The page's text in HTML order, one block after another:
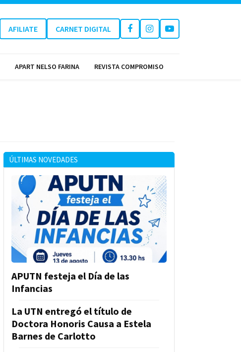
AFILIATE CARNET DIGITAL
APART NELSO FARINA REVISTA COMPROMISO
ÚLTIMAS NOVEDADES
APUTN festeja el Día de las
Infancias
La UTN entregó el título de
Doctora Honoris Causa a Estela
Barnes de Carlotto